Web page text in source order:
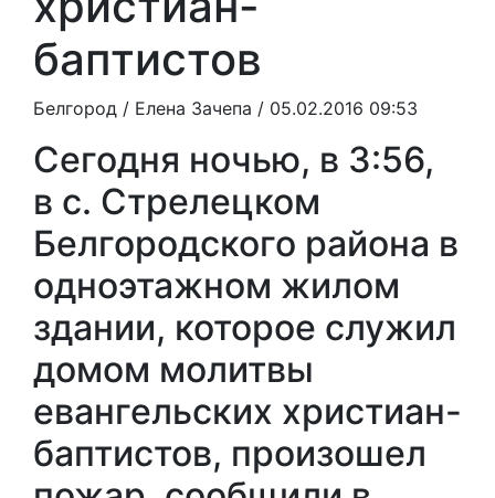
баптистов
Белгород / Елена Зачепа / 05.02.2016 09:53
Сегодня ночью, в 3:56,
в с. Стрелецком
Белгородского района в
одноэтажном жилом
здании, которое служил
домом молитвы
евангельских христиан-
баптистов, произошел